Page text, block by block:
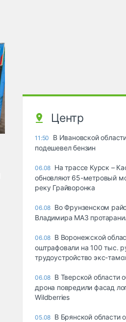
Центр
11:50
В Ивановской
подешевел бензин
06.08 На трассе Курск –
обновляют 65-метровый
реку Грайворонка
06.08 Во Фрунзенском
Владимира МАЗ
06.08 В Воронежской
оштрафовали на 100 тыс.
трудоустройство экс-
06.08 В Тверской области
дрона повредили фасад
Wildberries
05.08 В Брянской области